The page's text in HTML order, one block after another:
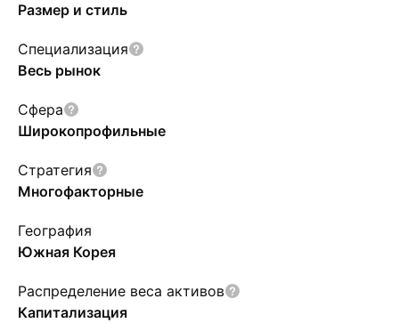
Размер и стиль
Специализация
Весь рынок
Сфера
Широкопрофильные
Стратегия
Многофакторные
География
Южная Корея
Распределение веса активов
Капитализация